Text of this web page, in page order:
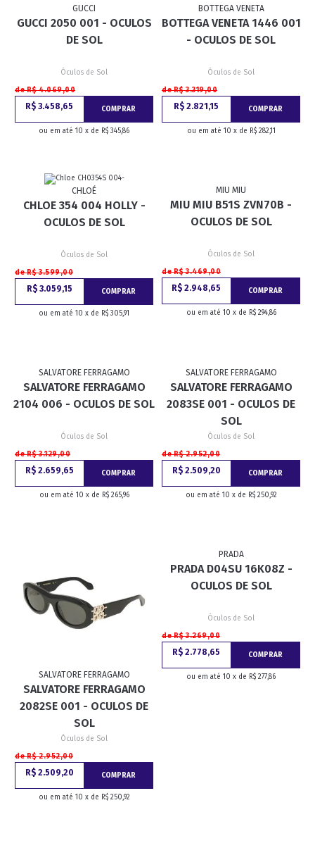
GUCCI
GUCCI 2050 001 - OCULOS
DE SOL
Óculos de Sol
de R$ 4.069,00
R$ 3.458,65 COMPRAR
ou em até 10 x de R$ 345,86
BOTTEGA VENETA
BOTTEGA VENETA 1446 001
- OCULOS DE SOL
Óculos de Sol
de R$ 3.319,00
R$ 2.821,15 COMPRAR
ou em até 10 x de R$ 282,11
CHLOÉ
CHLOE 354 004 HOLLY -
OCULOS DE SOL
Óculos de Sol
de R$ 3.599,00
R$ 3.059,15 COMPRAR
ou em até 10 x de R$ 305,91
MIU MIU
MIU MIU B51S ZVN70B -
OCULOS DE SOL
Óculos de Sol
de R$ 3.469,00
R$ 2.948,65 COMPRAR
ou em até 10 x de R$ 294,86
SALVATORE FERRAGAMO
SALVATORE FERRAGAMO
2104 006 - OCULOS DE SOL
Óculos de Sol
de R$ 3.129,00
R$ 2.659,65 COMPRAR
ou em até 10 x de R$ 265,96
SALVATORE FERRAGAMO
SALVATORE FERRAGAMO
2083SE 001 - OCULOS DE
SOL
Óculos de Sol
de R$ 2.952,00
R$ 2.509,20 COMPRAR
ou em até 10 x de R$ 250,92
SALVATORE FERRAGAMO
SALVATORE FERRAGAMO
2082SE 001 - OCULOS DE
SOL
Óculos de Sol
de R$ 2.952,00
R$ 2.509,20 COMPRAR
ou em até 10 x de R$ 250,92
PRADA
PRADA D04SU 16K08Z -
OCULOS DE SOL
Óculos de Sol
de R$ 3.269,00
R$ 2.778,65 COMPRAR
ou em até 10 x de R$ 277,86